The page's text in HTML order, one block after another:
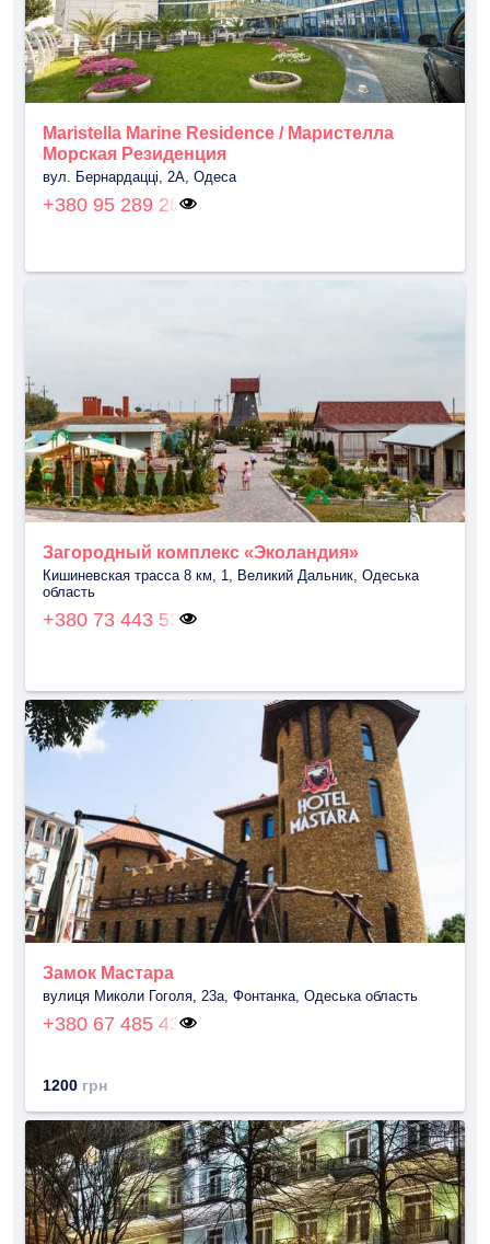
Maristella Marine Residence / Маристелла
Морская Резиденция
вул. Бернардацці, 2А, Одеса
+380 95 289 28
Загородный комплекс «Эколандия»
Кишиневская трасса 8 км, 1, Великий Дальник, Одеська
область
+380 73 443 53
Замок Мастара
вулиця Миколи Гоголя, 23а, Фонтанка, Одеська область
+380 67 485 43
1200 грн